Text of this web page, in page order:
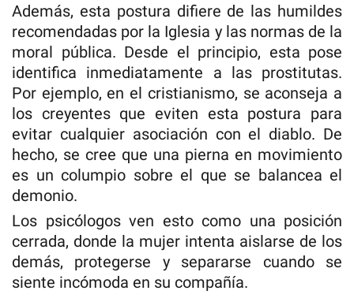
Además, esta postura difiere de las humildes
recomendadas por la Iglesia y las normas de la
moral pública. Desde el principio, esta pose
identifica inmediatamente a las prostitutas.
Por ejemplo, en el cristianismo, se aconseja a
los creyentes que eviten esta postura para
evitar cualquier asociación con el diablo. De
hecho, se cree que una pierna en movimiento
es un columpio sobre el que se balancea el
demonio.
Los psicólogos ven esto como una posición
cerrada, donde la mujer intenta aislarse de los
demás, protegerse y separarse cuando se
siente incómoda en su compañía.